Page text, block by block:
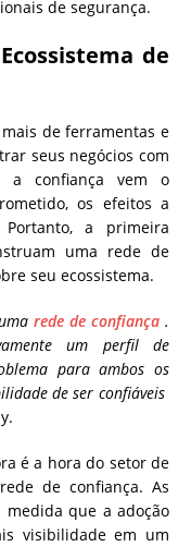
de segurança.
de
de ferramentas e
seus negócios com
a confiança vem o
os efeitos a
a primeira
uma rede de
seu ecossistema.
rede de confiança.
um perfil de
para ambos os
de ser confiáveis
é a hora do setor de
de confiança. As
que a adoção
visibilidade em um